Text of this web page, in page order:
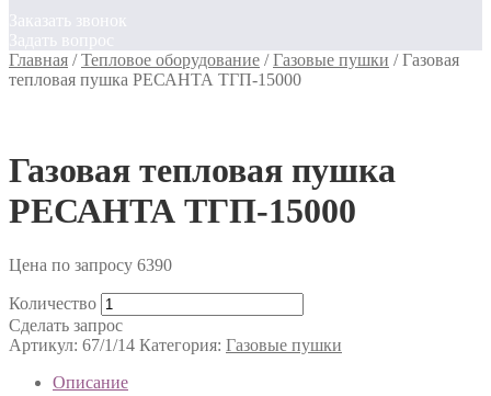
Заказать звонок
Задать вопрос
Главная /Тепловое оборудование /Газовые пушки /Газовая
тепловая пушка РЕСАНТА ТГП-15000
Газовая тепловая пушка
РЕСАНТА ТГП-15000
Цена по запросу 6390
Количество
Сделать запрос
Артикул: 67/1/14 Категория: Газовые пушки
Описание